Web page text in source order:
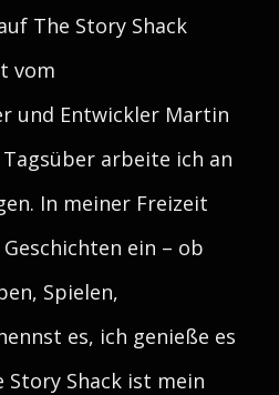
The Story Shack
vom
und Entwickler Martin
arbeite ich an
In meiner Freizeit
ein – ob
Spielen,
es, ich genieße es
Story Shack ist mein